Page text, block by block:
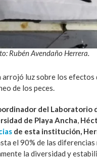
Rubén Avendaño Herrera.
luz sobre los efectos
de los peces.
del Laboratorio
de Playa Ancha,
de esta institución,
el 90% de las diferencias
la diversidad y